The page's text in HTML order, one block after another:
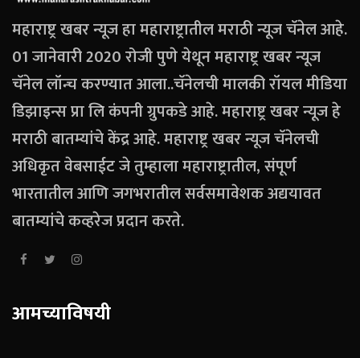
महाराष्ट्र खबर न्यूज हा महाराष्ट्रातील मराठी न्यूज चॅनेल आहे.
01 जानेवारी 2020 रोजी पुणे येथून महाराष्ट्र खबर न्यूज
चॅनेल लॉन्च करण्यात आला..चॅनेलची मालकी रॉयल मीडिया
डिझाइन्स प्रा लि कंपनी ग्रुपकडे आहे. महाराष्ट्र खबर न्यूज हे
मराठी बातम्यांचे केंद्र आहे. महाराष्ट्र खबर न्यूज चॅनेलची
अधिकृत वेबसाईट जे तुम्हाला महाराष्ट्रातील, संपूर्ण
भारतातील आणि जगभरातील सर्वसमावेशक अद्ययावत
बातम्यांचे कव्हरेज प्रदान करते.
आमच्याविषयी